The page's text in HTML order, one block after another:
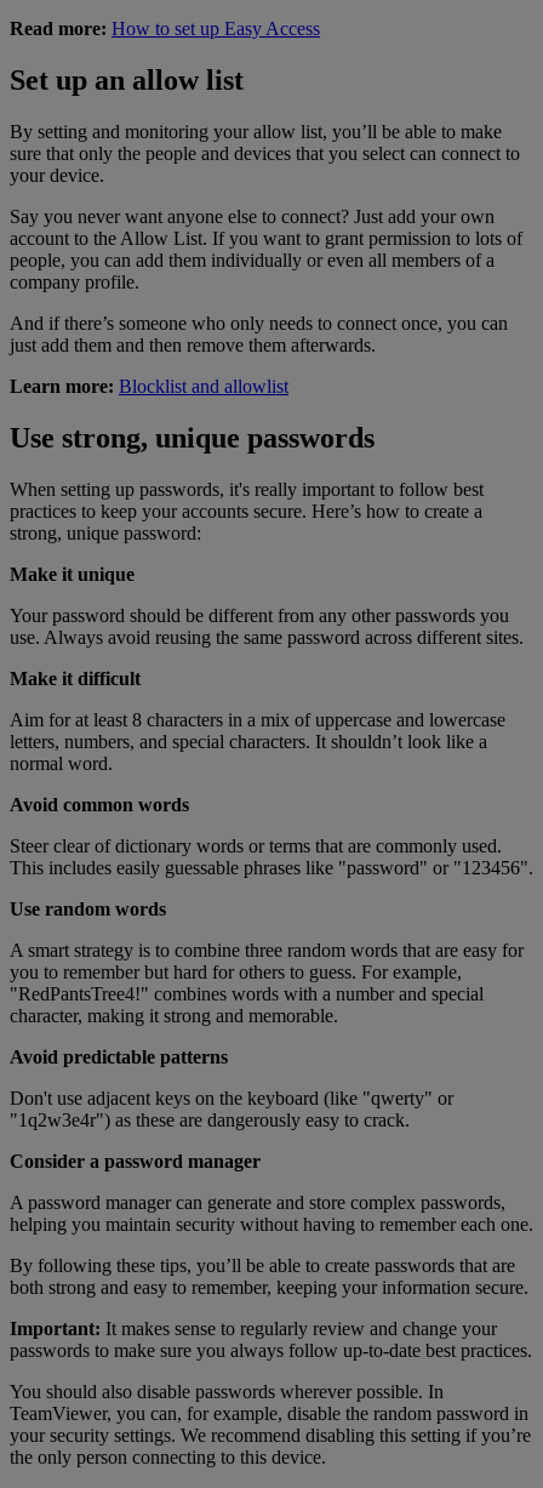
Read more: How to set up Easy Access
Set up an allow list
By setting and monitoring your allow list, you’ll be able to make
sure that only the people and devices that you select can connect to
your device.
Say you never want anyone else to connect? Just add your own
account to the Allow List. If you want to grant permission to lots of
people, you can add them individually or even all members of a
company profile.
And if there’s someone who only needs to connect once, you can
just add them and then remove them afterwards.
Learn more: Blocklist and allowlist
Use strong, unique passwords
When setting up passwords, it's really important to follow best
practices to keep your accounts secure. Here’s how to create a
strong, unique password:
Make it unique
Your password should be different from any other passwords you
use. Always avoid reusing the same password across different sites.
Make it difficult
Aim for at least 8 characters in a mix of uppercase and lowercase
letters, numbers, and special characters. It shouldn’t look like a
normal word.
Avoid common words
Steer clear of dictionary words or terms that are commonly used.
This includes easily guessable phrases like "password" or "123456".
Use random words
A smart strategy is to combine three random words that are easy for
you to remember but hard for others to guess. For example,
"RedPantsTree4!" combines words with a number and special
character, making it strong and memorable.
Avoid predictable patterns
Don't use adjacent keys on the keyboard (like "qwerty" or
"1q2w3e4r") as these are dangerously easy to crack.
Consider a password manager
A password manager can generate and store complex passwords,
helping you maintain security without having to remember each one.
By following these tips, you’ll be able to create passwords that are
both strong and easy to remember, keeping your information secure.
Important: It makes sense to regularly review and change your
passwords to make sure you always follow up-to-date best practices.
You should also disable passwords wherever possible. In
TeamViewer, you can, for example, disable the random password in
your security settings. We recommend disabling this setting if you’re
the only person connecting to this device.